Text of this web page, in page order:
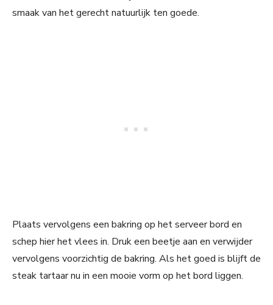
smaak van het gerecht natuurlijk ten goede.
Plaats vervolgens een bakring op het serveer bord en
schep hier het vlees in. Druk een beetje aan en verwijder
vervolgens voorzichtig de bakring. Als het goed is blijft de
steak tartaar nu in een mooie vorm op het bord liggen.